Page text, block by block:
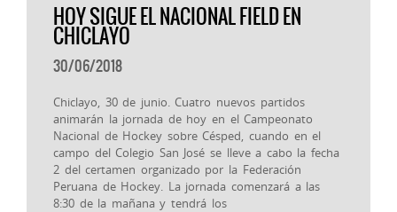
HOY SIGUE EL NACIONAL FIELD EN
CHICLAYO
30/06/2018
Chiclayo, 30 de junio. Cuatro nuevos partidos
animarán la jornada de hoy en el Campeonato
Nacional de Hockey sobre Césped, cuando en el
campo del Colegio San José se lleve a cabo la fecha
2 del certamen organizado por la Federación
Peruana de Hockey. La jornada comenzará a las
8:30 de la mañana y tendrá los